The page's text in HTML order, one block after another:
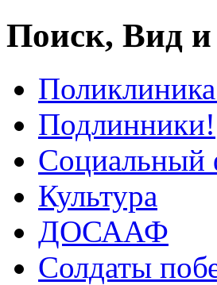
Поиск, Вид
Подлинники!
Социальный
Культура
ДОСААФ
Солдаты